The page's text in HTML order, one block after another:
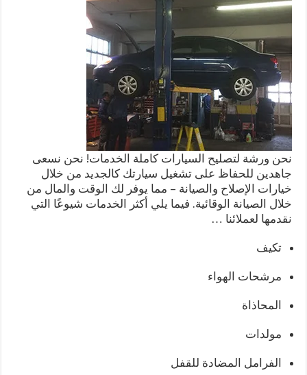
نحن ورشة لتصليح السيارات كاملة الخدمات! نحن نسعى
جاهدين للحفاظ على تشغيل سيارتك كالجديد من خلال
خيارات الإصلاح والصيانة – مما يوفر لك الوقت والمال من
خلال الصيانة الوقائية. فيما يلي أكثر الخدمات شيوعًا التي
نقدمها لعملائنا …
تكيف
مرشحات الهواء
المحاذاة
مولدات
الفرامل المضادة للقفل